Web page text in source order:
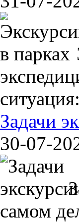
Задачи
30-07-
самом